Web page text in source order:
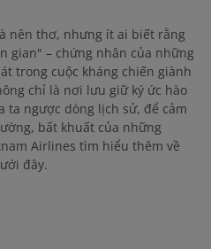
nên thơ, nhưng ít ai biết rằng
gian" – chứng nhân của những
trong cuộc kháng chiến giành
chỉ là nơi lưu giữ ký ức hào
ta ngược dòng lịch sử, để cảm
bất khuất của những
Airlines tìm hiểu thêm về
đây.